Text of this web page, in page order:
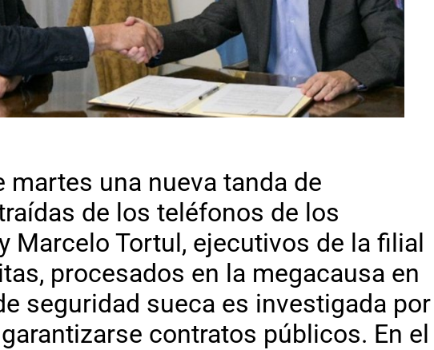
una nueva tanda de
de los teléfonos de los
Marcelo Tortul, ejecutivos de la filial
procesados en la megacausa en
seguridad sueca es investigada por
contratos públicos. En el